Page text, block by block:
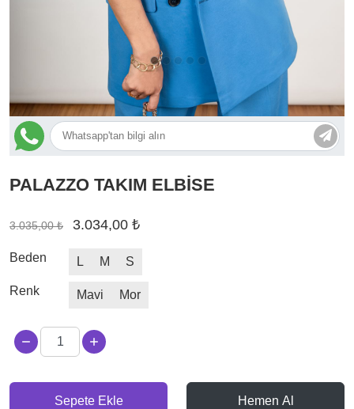
PALAZZO TAKIM ELBİSE
3.035,00 ₺ 3.034,00 ₺
Beden L M S
Renk Mavi Mor
Sepete Ekle Hemen Al